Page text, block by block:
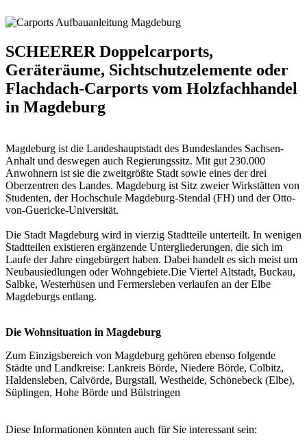
SCHEERER Doppelcarports,
Geräteräume, Sichtschutzelemente oder
Flachdach-Carports vom Holzfachhandel
in Magdeburg
Magdeburg ist die Landeshauptstadt des Bundeslandes Sachsen-
Anhalt und deswegen auch Regierungssitz. Mit gut 230.000
Anwohnern ist sie die zweitgrößte Stadt sowie eines der drei
Oberzentren des Landes. Magdeburg ist Sitz zweier Wirkstätten von
Studenten, der Hochschule Magdeburg-Stendal (FH) und der Otto-
von-Guericke-Universität.
Die Stadt Magdeburg wird in vierzig Stadtteile unterteilt. In wenigen
Stadtteilen existieren ergänzende Untergliederungen, die sich im
Laufe der Jahre eingebürgert haben. Dabei handelt es sich meist um
Neubausiedlungen oder Wohngebiete.Die Viertel Altstadt, Buckau,
Salbke, Westerhüsen und Fermersleben verlaufen an der Elbe
Magdeburgs entlang.
Die Wohnsituation in Magdeburg
Zum Einzigsbereich von Magdeburg gehören ebenso folgende
Städte und Landkreise: Lankreis Börde, Niedere Börde, Colbitz,
Haldensleben, Calvörde, Burgstall, Westheide, Schönebeck (Elbe),
Süplingen, Hohe Börde und Bülstringen
Diese Informationen könnten auch für Sie interessant sein: